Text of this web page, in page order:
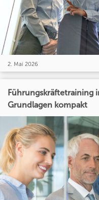
2. Mai 2026
Führungskräftetraining
Grundlagen kompakt